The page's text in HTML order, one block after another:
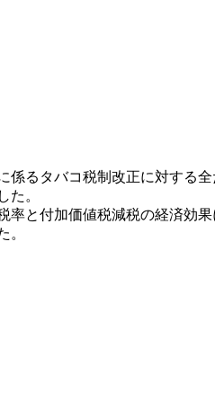
るタバコ税制改正に対する
た。
と付加価値税減税の経済効
。